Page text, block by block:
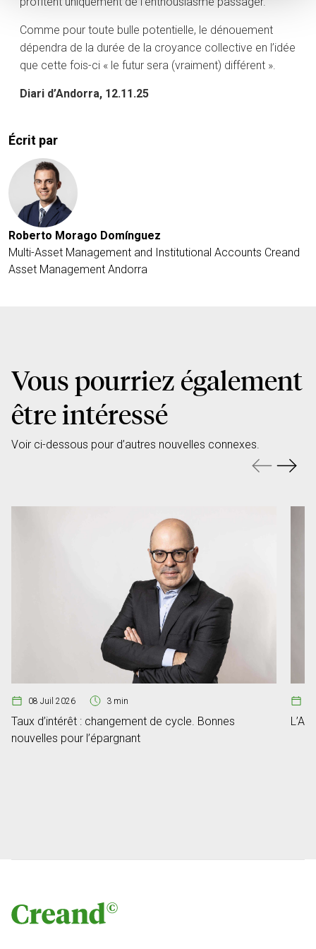
Comme pour toute bulle potentielle, le dénouement
dépendra de la durée de la croyance collective en l’idée
que cette fois-ci « le futur sera (vraiment) différent ».
Diari d’Andorra, 12.11.25
Écrit par
Roberto Morago Domínguez
Multi-Asset Management and Institutional Accounts Creand
Asset Management Andorra
Vous pourriez également
être intéressé
Voir ci-dessous pour d’autres nouvelles connexes.
08 Juil 2026 3 min
Taux d’intérêt : changement de cycle. Bonnes
nouvelles pour l’épargnant